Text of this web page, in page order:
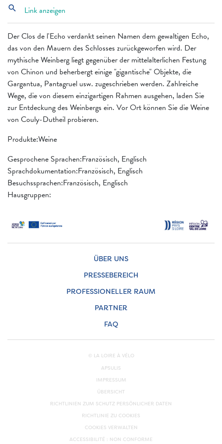
Der Clos de l'Echo verdankt seinen Namen dem gewaltigen Echo,
das von den Mauern des Schlosses zurückgeworfen wird. Der
mythische Weinberg liegt gegenüber der mittelalterlichen Festung
von Chinon und beherbergt einige "gigantische" Objekte, die
Gargantua, Pantagruel usw. zugeschrieben werden. Zahlreiche
Wege, die von diesem einzigartigen Rahmen ausgehen, laden Sie
zur Entdeckung des Weinbergs ein. Vor Ort können Sie die Weine
von Couly-Dutheil probieren.
Produkte:Weine
Gesprochene Sprachen:Französisch, Englisch
Sprachdokumentation:Französisch, Englisch
Besuchssprachen:Französisch, Englisch
Hausgruppen:
search Link anzeigen
ÜBER UNS
PRESSEBEREICH
PROFESSIONELLER RAUM
PARTNER
FAQ
© LA LOIRE À VÉLO
APSULIS
IMPRESSUM
ÜBERSICHT
RICHTLINIEN ZUM SCHUTZ PERSÖNLICHER DATEN
RICHTLINIE ZU COOKIES
COOKIES VERWALTEN
ACCESSIBILITÉ : NON CONFORME